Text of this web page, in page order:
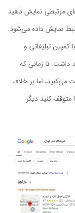
مرتبطی نمایش دهید
نمایش داده می‌شود.
تبلیغاتی و
داشت. تا زمانی که
می‌کنید، اما بر خلاف
کنید دیگر